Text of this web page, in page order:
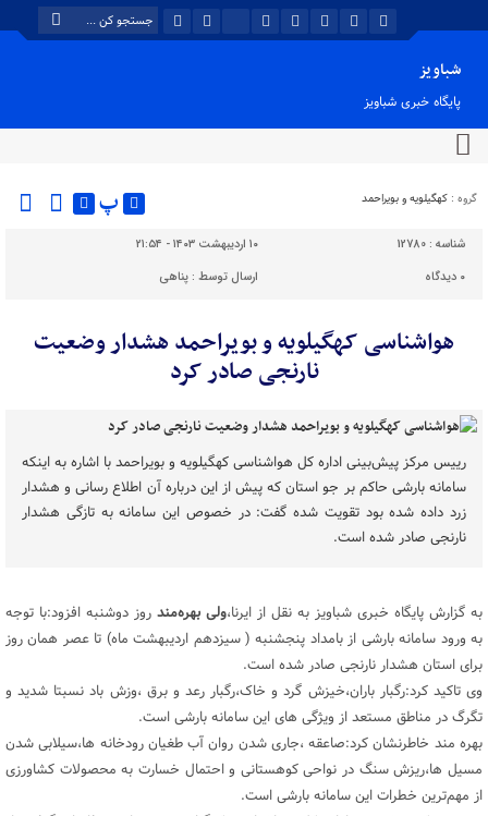
شباویز
پایگاه خبری شباویز
گروه : کهگیلویه و بویراحمد پ
شناسه : 12780
۱۰ اردیبهشت ۱۴۰۳ - ۲۱:۵۴
۰ دیدگاه ارسال توسط :پناهی
هواشناسی کهگیلویه و بویراحمد هشدار وضعیت
نارنجی صادر کرد
رییس مرکز پیش‌بینی اداره کل هواشناسی کهگیلویه و بویراحمد با اشاره به اینکه
سامانه بارشی حاکم بر جو استان که پیش از این درباره آن اطلاع رسانی و هشدار
زرد داده شده بود تقویت شده گفت: در خصوص این سامانه به تازگی هشدار
نارنجی صادر شده است.
به گزارش پایگاه خبری شباویز به نقل از ایرنا،ولی بهره‌مند روز دوشنبه افزود:با توجه
به ورود سامانه بارشی از بامداد پنجشنبه ( سیزدهم اردیبهشت ماه) تا عصر همان روز
برای استان هشدار نارنجی صادر شده است.
وی تاکید کرد:رگبار باران،خیزش گرد و خاک،رگبار رعد و برق ،وزش باد نسبتا شدید و
تگرگ در مناطق مستعد از ویژگی های این سامانه بارشی است.
بهره مند خاطرنشان کرد:صاعقه ،جاری شدن روان آب طغیان رودخانه ها،سیلابی شدن
مسیل ها،ریزش سنگ در نواحی کوهستانی و احتمال خسارت به محصولات کشاورزی
از مهم‌ترین خطرات این سامانه بارشی است.